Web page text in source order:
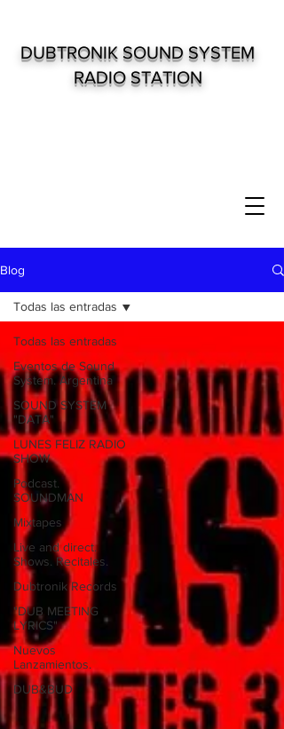
DUBTRONIK SOUND SYSTEM
RADIO STATION
Blog
Todas las entradas
Eventos de Sound
System. Argentina
SOUND SYSTEM
"DATA"
LUNES FELIZ RADIO
SHOW
Podcast.
SOUNDMAN
Mixtapes
Live and direct.
Shows. Recitales.
Dubtronik Records
"DUB MEETING
LYRICS"
Nuevos
Lanzamientos.
DUB&BUD
Todas las entradas